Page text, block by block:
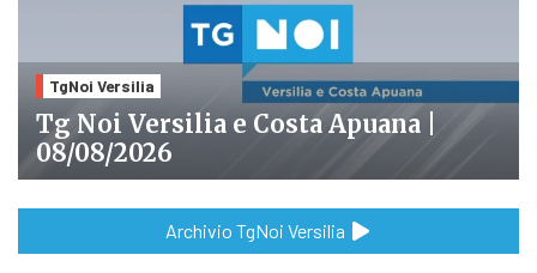
TgNoi Versilia
Tg Noi Versilia e Costa Apuana |
08/08/2026
Archivio TgNoi Versilia